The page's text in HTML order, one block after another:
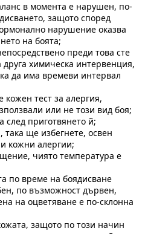
в момента е нарушен, по-
защото според
нарушение оказва
на боята;
преди това сте
друга химическа интервенция,
да има времеви интервал
тест за алергия,
или не този вид боя;
след приготвянето й;
ще избегнете, освен
кожни алергии;
чиято температура е
по време на боядисване
по възможност дървен,
на оцветяване е по-склонна
защото по този начин